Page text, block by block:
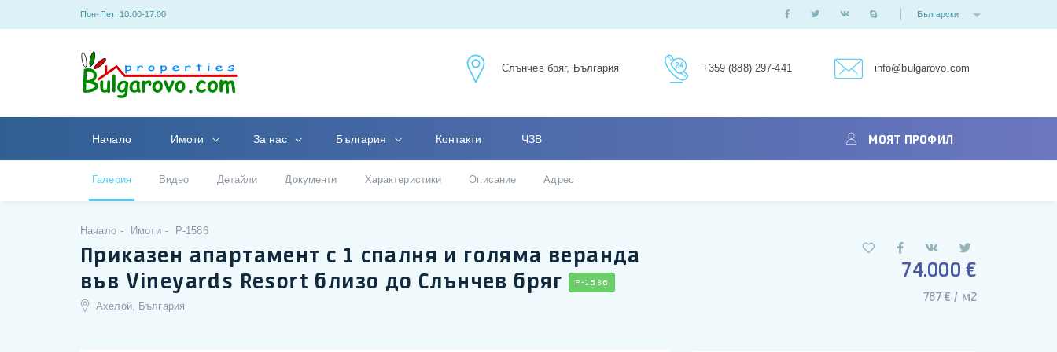
Пон-Пет: 10:00-17:00 Български
Слънчев бряг, България +359 (888) 297-441 info@bulgarovo.com
Начало Имоти За нас България Контакти ЧЗВ МОЯТ ПРОФИЛ
Галерия Видео Детайли Документи Характеристики Описание Адрес
Начало Имоти P-1586
Приказен апартамент с 1 спалня и голяма веранда
във Vineyards Resort близо до Слънчев бряг
P-1586
Ахелой, България
74.000 €
787 € / м2